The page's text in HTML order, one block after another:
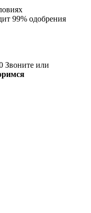
99% одобрения
Звоните или